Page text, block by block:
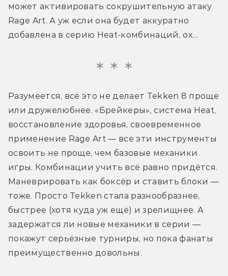
может активировать сокрушительную атаку
Rage Art. А уж если она будет аккуратно
добавлена в серию Heat-комбинаций, ох…
Разумеется, всё это не делает Tekken 8 проще
или дружелюбнее. «Брейкеры», система Heat,
восстановление здоровья, своевременное
применение Rage Art — все эти инструменты
освоить не проще, чем базовые механики
игры. Комбинации учить всё равно придётся.
Маневрировать как боксёр и ставить блоки —
тоже. Просто Tekken стала разнообразнее,
быстрее (хотя куда уж ещё) и зрелищнее. А
задержатся ли новые механики в серии —
покажут серьёзные турниры, но пока фанаты
преимущественно довольны.